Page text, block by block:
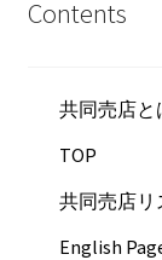
Contents
共同売店と
TOP
共同売店リ
English